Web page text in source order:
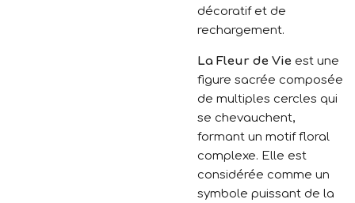
décoratif et de
rechargement.
La Fleur de Vie est une
figure sacrée composée
de multiples cercles qui
se chevauchent,
formant un motif floral
complexe. Elle est
considérée comme un
symbole puissant de la